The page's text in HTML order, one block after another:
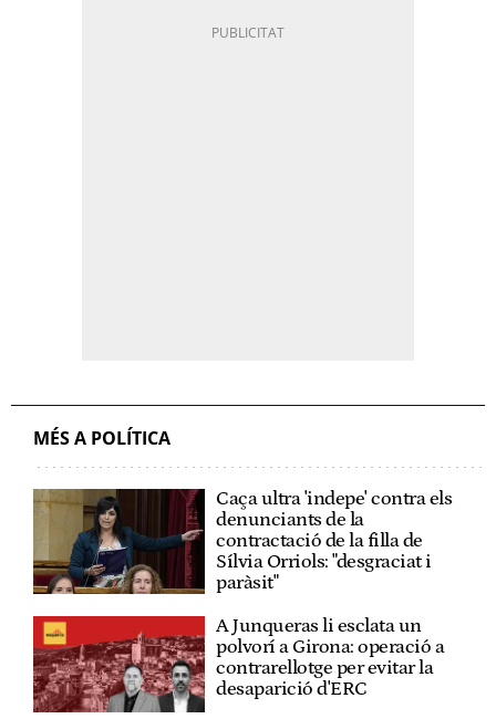
MÉS A POLÍTICA
Caça ultra 'indepe' contra els
denunciants de la
contractació de la filla de
Sílvia Orriols: "desgraciat i
paràsit"
A Junqueras li esclata un
polvorí a Girona: operació a
contrarellotge per evitar la
desaparició d'ERC